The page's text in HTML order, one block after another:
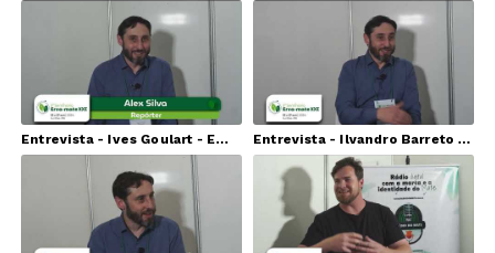
Entrevista - Ives Goulart - Embrapa Florestas Entrevista - Ilvandro Barreto de Melo